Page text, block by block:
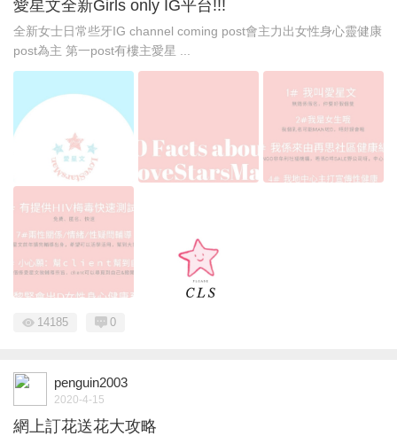
愛星文全新Girls only IG平台!!!
全新女士日常些牙IG channel coming post會主力出女性身心靈健康
post為主 第一post有樓主愛星 ...
14185 0
penguin2003
2020-4-15
網上訂花送花大攻略